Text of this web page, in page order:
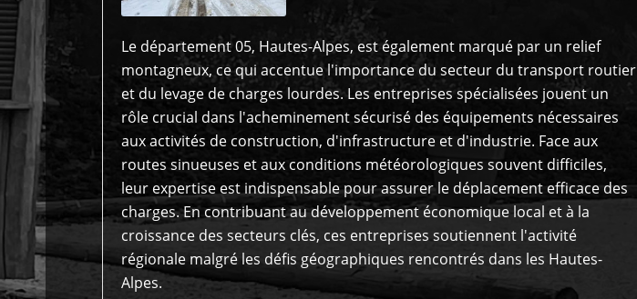
Le département 05, Hautes-Alpes, est également marqué par un relief
montagneux, ce qui accentue l'importance du secteur du transport routier
et du levage de charges lourdes. Les entreprises spécialisées jouent un
rôle crucial dans l'acheminement sécurisé des équipements nécessaires
aux activités de construction, d'infrastructure et d'industrie. Face aux
routes sinueuses et aux conditions météorologiques souvent difficiles,
leur expertise est indispensable pour assurer le déplacement efficace des
charges. En contribuant au développement économique local et à la
croissance des secteurs clés, ces entreprises soutiennent l'activité
régionale malgré les défis géographiques rencontrés dans les Hautes-
Alpes.